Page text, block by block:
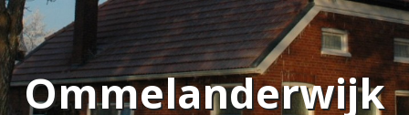
Ga
naar
de
inhoudOmmelanderwijk